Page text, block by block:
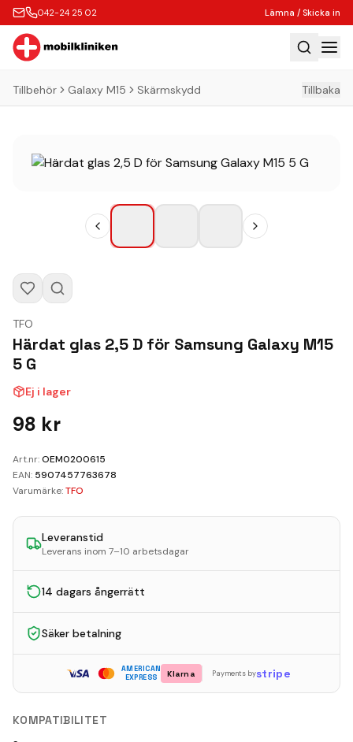
042-24 25 02 Lämna / Skicka in
Hem
Köp
Lämna / Skicka in
Butik
Kontakt
Kundvagn
Tillbehör Galaxy M15 Skärmskydd Tillbaka
TFO
Härdat glas 2,5 D för Samsung Galaxy M15
5 G
Ej i lager
98 kr
Art.nr:OEM0200615
EAN: 5907457763678
Varumärke:TFO
Leveranstid
Leverans inom 7–10 arbetsdagar
14 dagars ångerrätt
Säker betalning
AMERICAN
EXPRESS
Klarna Payments bystripe
KOMPATIBILITET